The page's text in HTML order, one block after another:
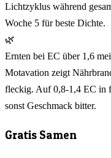
Lichtzyklus während
Woche 5 für beste Dichte.
🌿
Ernten bei EC über 1,6
Motavation zeigt
fleckig. Auf 0,8-1,4 EC in
sonst Geschmack bitter.
Gratis Samen